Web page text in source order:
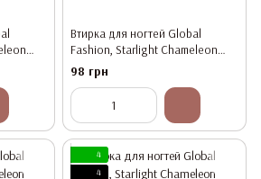
Втирка для ногтей Global
Fashion, Starlight Chameleon
Powder 02 K155
98 грн
4
4